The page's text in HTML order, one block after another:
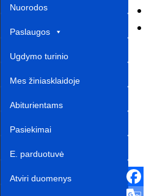
Nuorodos ‎ ‎ ‎ ‎ ‎ ‎ ‎ ‎ ‎ ‎ ‎‎
Paslaugos
Ugdymo turinio
atnaujinimas‎
Mes žiniasklaidoje‎
Abiturientams‎‎
Pasiekimai
E. parduotuvė ‎ ‎ ‎ ‎ ‎ ‎ ‎ ‎ ‎ ‎ ‎ ‎ ‎
Atviri duomenys